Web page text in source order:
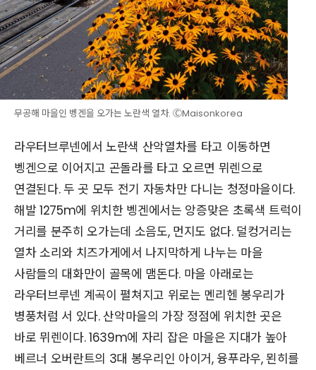
무공해 마을인 벵겐을 오가는 노란색 열차. ⒸMaisonkorea
라우터브루넨에서 노란색 산악열차를 타고 이동하면
벵겐으로 이어지고 곤돌라를 타고 오르면 뮈렌으로
연결된다. 두 곳 모두 전기 자동차만 다니는 청정마을이다.
해발 1275m에 위치한 벵겐에서는 앙증맞은 초록색 트럭이
거리를 분주히 오가는데 소음도, 먼지도 없다. 덜컹거리는
열차 소리와 치즈가게에서 나지막하게 나누는 마을
사람들의 대화만이 골목에 맴돈다. 마을 아래로는
라우터브루넨 계곡이 펼쳐지고 위로는 멘리헨 봉우리가
병풍처럼 서 있다. 산악마을의 가장 정점에 위치한 곳은
바로 뮈렌이다. 1639m에 자리 잡은 마을은 지대가 높아
베르너 오버란트의 3대 봉우리인 아이거, 융푸라우, 묀히를